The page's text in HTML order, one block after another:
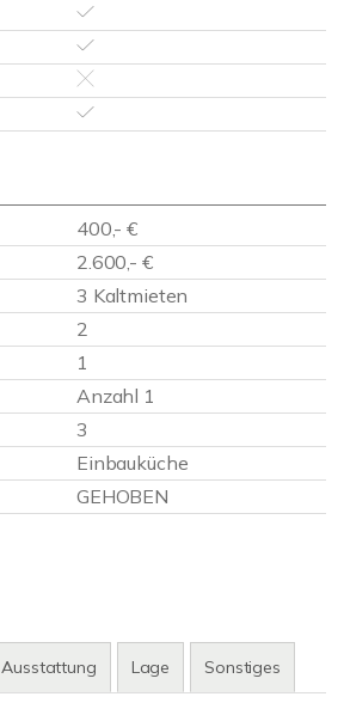
400,- €
2.600,- €
3 Kaltmieten
2
1
Anzahl 1
3
Einbauküche
GEHOBEN
Ausstattung Lage Sonstiges